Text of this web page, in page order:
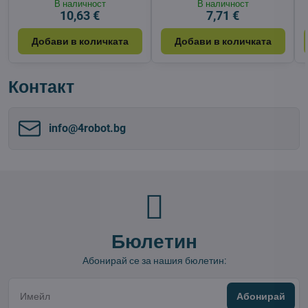
В наличност
10,63 €
Добави в количката
В наличност
7,71 €
Добави в количката
Контакт
info​@4robot​.bg
Бюлетин
Абонирай се за нашия бюлетин:
Абонирай